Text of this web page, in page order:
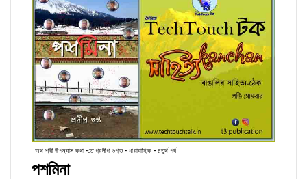
অথ শ্রী উপন্যাস কথা-তে প্রদীপ গুপ্ত - ধারাবাহিক - চতুর্থ পর্ব
পশমিনা